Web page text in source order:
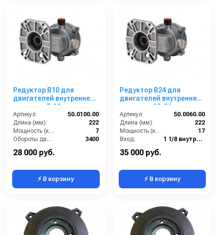
Редуктор B10 для
двигателей внутреннего
сгорания 7-10 л.с. вал
дв. 25,4 мм - 1 вал насос
24 мм
Артикул:
50.0100.00
Длина (мм):
222
Мощность (кВт):
7
Обороты двигателя (об/мин):
3400
28 000 руб.
⚡ В корзину
Редуктор B24 для
двигателей внутреннего
сгорания 18-24 л.с.. вал
дв. 28,6 мм - 11/8 вал
насос 24 мм
Артикул:
50.0060.00
Длина (мм):
222
Мощность (кВт):
17
Вход:
1 1/8 внутренняя резьба
35 000 руб.
⚡ В корзину